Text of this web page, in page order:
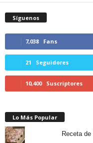
Síguenos
7,038 Fans
21 Seguidores
10,400 Suscriptores
Lo Más Popular
Receta